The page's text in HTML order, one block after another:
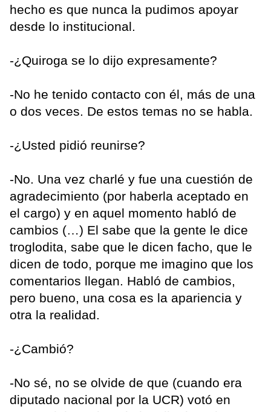
hecho es que nunca la pudimos apoyar
desde lo institucional.
-¿Quiroga se lo dijo expresamente?
-No he tenido contacto con él, más de una
o dos veces. De estos temas no se habla.
-¿Usted pidió reunirse?
-No. Una vez charlé y fue una cuestión de
agradecimiento (por haberla aceptado en
el cargo) y en aquel momento habló de
cambios (…) El sabe que la gente le dice
troglodita, sabe que le dicen facho, que le
dicen de todo, porque me imagino que los
comentarios llegan. Habló de cambios,
pero bueno, una cosa es la apariencia y
otra la realidad.
-¿Cambió?
-No sé, no se olvide de que (cuando era
diputado nacional por la UCR) votó en